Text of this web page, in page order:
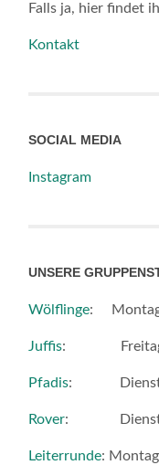
Falls ja, hier findet
Kontakt
SOCIAL MEDIA
Instagram
UNSERE
Wölflinge:
Juffis: Freitags
Pfadis:
Rover:
Leiterrunde: